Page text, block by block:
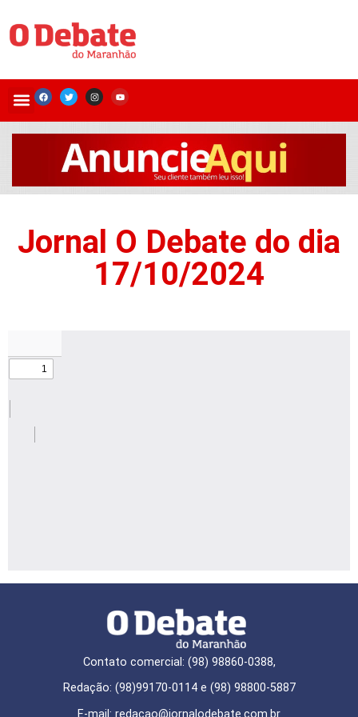
Jornal O Debate do dia
17/10/2024
Contato comercial: (98) 98860-0388,
Redação: (98)99170-0114 e (98) 98800-5887
E-mail: redaçao@jornalodebate.com.br